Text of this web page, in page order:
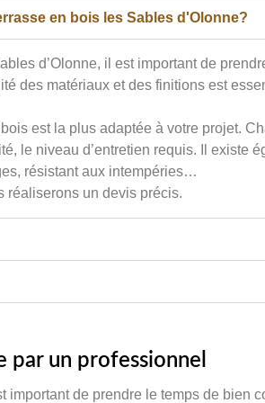
en bois les Sables d'Olonne?
d’Olonne, il est important de
des matériaux et des finitions est
est la plus adaptée à votre projet.
le niveau d’entretien requis. Il existe
résistant aux intempéries…
réaliserons un devis précis.
par un professionnel
important de prendre le temps de